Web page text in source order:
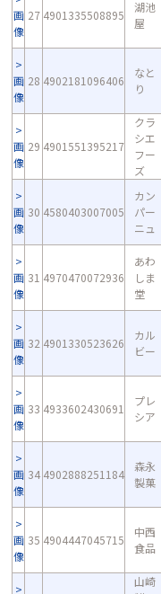
画
像
27 4901335508895
湖池
屋
画
像
28 4902181096406
なと
り
画
像
29 4901551395217
クラ
シエ
フー
ズ
画
像
30 4580403007005
カン
パー
ニュ
画
像
31 4970470072936
あわ
しま
堂
画
像
32 4901330523626
カル
ビー
画
像
33 4933602430691
プレ
シア
画
像
34 4902888251184
森永
製菓
画
像
35 4904447045715
中西
食品
山崎